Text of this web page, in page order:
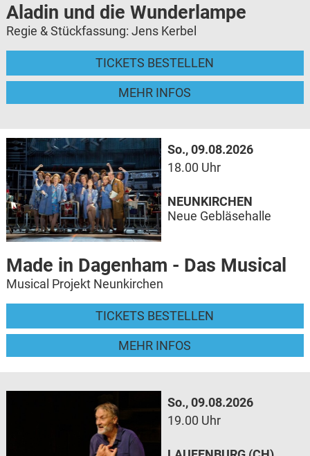
Aladin und die Wunderlampe
Regie & Stückfassung: Jens Kerbel
TICKETS BESTELLEN
MEHR INFOS
So., 09.08.2026
18.00 Uhr
Made in Dagenham - Das Musical
Musical Projekt Neunkirchen
TICKETS BESTELLEN
MEHR INFOS
NEUNKIRCHEN
Neue Gebläsehalle
So., 09.08.2026
19.00 Uhr